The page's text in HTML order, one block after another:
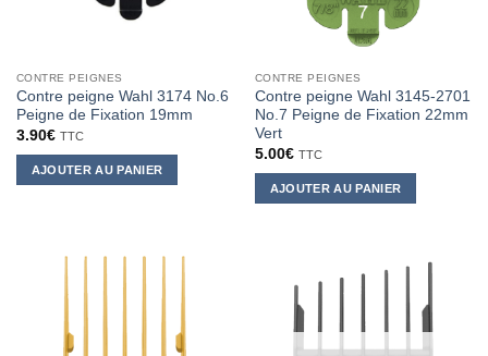
CONTRE PEIGNES
Contre peigne Wahl 3174 No.6
Peigne de Fixation 19mm
3.90€ TTC
AJOUTER AU PANIER
CONTRE PEIGNES
Contre peigne Wahl 3145-2701
No.7 Peigne de Fixation 22mm
Vert
5.00€ TTC
AJOUTER AU PANIER